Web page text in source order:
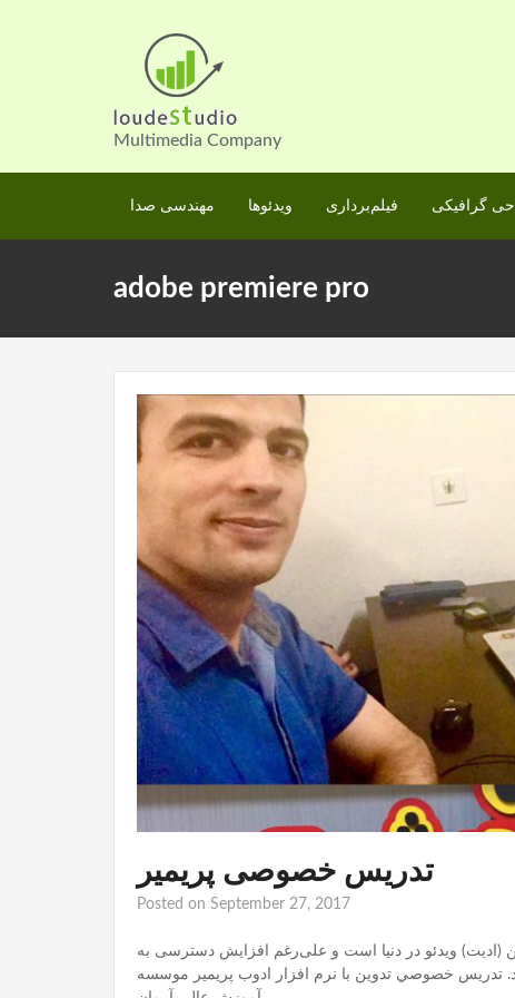
Multimedia Company
مهندسی صدا ویدئوها فیلم‌برداری گرافیکی
adobe premiere pro
تدریس خصوصی پریمیر
Posted on September 27, 2017
(ادیت) ویدئو در دنیا است و علی‌رغم افزایش دسترسی به
تدريس خصوصي تدوین با نرم افزار ادوب پريمير موسسه